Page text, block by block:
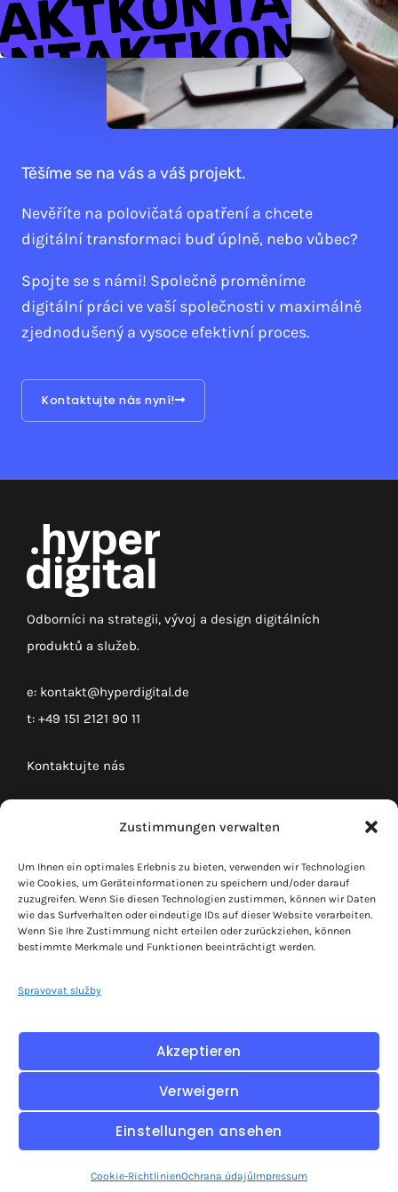
Zustimmungen verwalten
Um Ihnen ein optimales Erlebnis zu bieten, verwenden wir Technologien
wie Cookies, um Geräteinformationen zu speichern und/oder darauf
zuzugreifen. Wenn Sie diesen Technologien zustimmen, können wir Daten
wie das Surfverhalten oder eindeutige IDs auf dieser Website verarbeiten.
Wenn Sie Ihre Zustimmung nicht erteilen oder zurückziehen, können
bestimmte Merkmale und Funktionen beeinträchtigt werden.
Spravovat služby
Akzeptieren
Verweigern
Einstellungen ansehen
Cookie-RichtlinienOchrana údajůImpressum
Těšíme se na vás a váš projekt.
Nevěříte na polovičatá opatření a chcete
digitální transformaci buď úplně, nebo vůbec?
Spojte se s námi! Společně proměníme
digitální práci ve vaší společnosti v maximálně
zjednodušený a vysoce efektivní proces.
Kontaktujte nás nyní!
Odborníci na strategii, vývoj a design digitálních
produktů a služeb.
e: kontakt@hyperdigital.de
t: +49 151 2121 90 11
Kontaktujte nás
Impressum
Kundenlogin
Pojďme se spojit!
dobré obchody.